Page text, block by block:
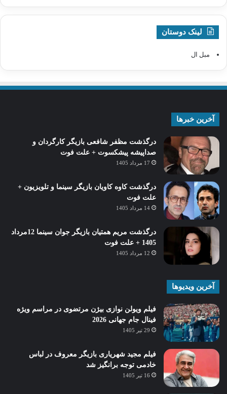
لینک دوستان
مبل ال
آخرین خبرها
درگذشت مظفر شافعی بازیگر کارگردان و
صداپیشه پیشکسوت + علت فوت
17 مرداد 1405
درگذشت کاوه کاویان بازیگر سینما و تلویزیون +
علت فوت
14 مرداد 1405
درگذشت مریم همتیان بازیگر جوان سینما 12مرداد
1405 + علت فوت
12 مرداد 1405
آخرین ویدیوها
فیلم ویولن نوازی بیژن مرتضوی در مراسم ویژه
فینال جام جهانی 2026
29 تیر 1405
فیلم مجید شهریاری بازیگر معروف در لباس
خادمی توجه برانگیز شد
16 تیر 1405